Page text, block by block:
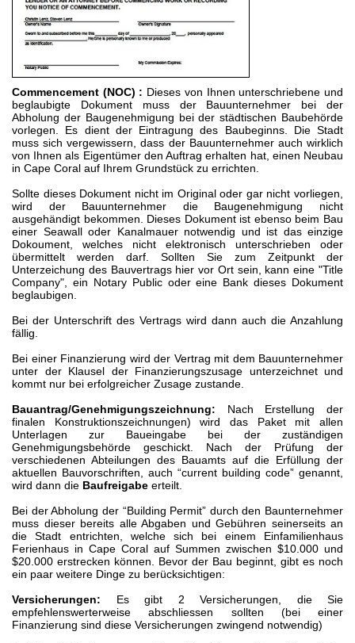
Commencement (NOC) : Dieses von Ihnen unterschriebene und
beglaubigte Dokument muss der Bauunternehmer bei der
Abholung der Baugenehmigung bei der städtischen Baubehörde
vorlegen. Es dient der Eintragung des Baubeginns. Die Stadt
muss sich vergewissern, dass der Bauunternehmer auch wirklich
von Ihnen als Eigentümer den Auftrag erhalten hat, einen Neubau
in Cape Coral auf Ihrem Grundstück zu errichten.
Sollte dieses Dokument nicht im Original oder gar nicht vorliegen,
wird der Bauunternehmer die Baugenehmigung nicht
ausgehändigt bekommen. Dieses Dokument ist ebenso beim Bau
einer Seawall oder Kanalmauer notwendig und ist das einzige
Dokoument, welches nicht elektronisch unterschrieben oder
übermittelt werden darf. Sollten Sie zum Zeitpunkt der
Unterzeichung des Bauvertrags hier vor Ort sein, kann eine "Title
Company", ein Notary Public oder eine Bank dieses Dokument
beglaubigen.
Bei der Unterschrift des Vertrags wird dann auch die Anzahlung
fällig.
Bei einer Finanzierung wird der Vertrag mit dem Bauunternehmer
unter der Klausel der Finanzierungszusage unterzeichnet und
kommt nur bei erfolgreicher Zusage zustande.
Bauantrag/Genehmigungszeichnung: Nach Erstellung der
finalen Konstruktionszeichnungen) wird das Paket mit allen
Unterlagen zur Baueingabe bei der zuständigen
Genehmigungsbehörde geschickt. Nach der Prüfung der
verschiedenen Abteilungen des Bauamts auf die Erfüllung der
aktuellen Bauvorschriften, auch “current building code” genannt,
wird dann die Baufreigabe erteilt.
Bei der Abholung der “Building Permit” durch den Baunternehmer
muss dieser bereits alle Abgaben und Gebühren seinerseits an
die Stadt entrichten, welche sich bei einem Einfamilienhaus
Ferienhaus in Cape Coral auf Summen zwischen $10.000 und
$20.000 erstrecken können. Bevor der Bau beginnt, gibt es noch
ein paar weitere Dinge zu berücksichtigen:
Versicherungen: Es gibt 2 Versicherungen, die Sie
empfehlenswerterweise abschliessen sollten (bei einer
Finanzierung sind diese Versicherungen zwingend notwendig)